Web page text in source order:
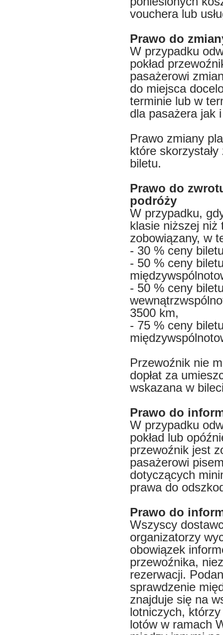
vouchera lub
Prawo do
W przypadku
pokład
pasażerowi
do miejsca
terminie lub w
dla pasażera jak
Prawo zmiany
które
biletu.
Prawo do
podróży
W przypadku,
klasie niższej niż
zobowiązany, w
- 30 % ceny
- 50 % ceny
- 50 % ceny
3500 km,
- 75 % ceny
Przewoźnik nie
dopłat za
wskazana w
Prawo do
W przypadku
pokład lub
przewoźnik jest
pasażerowi
dotyczących
prawa do
Prawo do
Wszyscy
organizatorzy
obowiązek
przewoźnika,
rezerwacji.
sprawdzenie
znajduje się na
lotniczych,
lotów w ramach